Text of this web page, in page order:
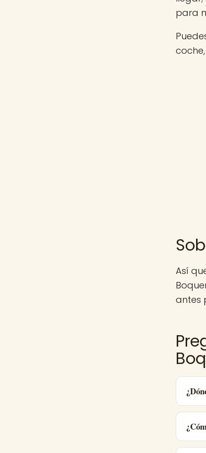
para
Así
antes